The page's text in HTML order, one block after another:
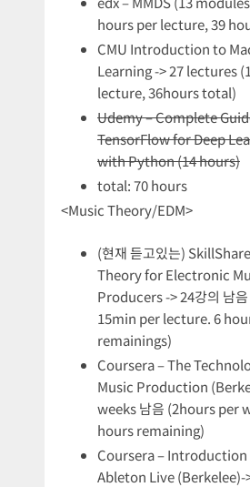
hours per lecture, 39
CMU Introduction to
Learning -> 27 lectures
lecture, 36hours total)
Udemy – Complete
TensorFlow for Deep
with Python (14 hours)
total: 70 hours
<Music Theory/EDM>
(현재 듣고있는)
Theory for Electronic
Producers -> 24강의 남
15min per lecture. 6
remainings)
Coursera – The
Music Production
weeks 남음 (2hours per
hours remaining)
Coursera –
Ableton Live (Berkelee)-